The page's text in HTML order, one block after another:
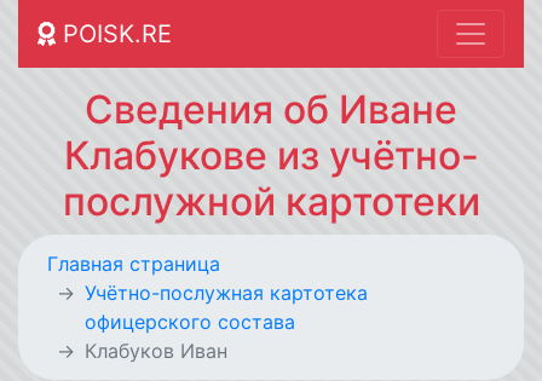
POISK.RE
Сведения об Иване
Клабукове из учётно-
послужной картотеки
Главная страница
Учётно-послужная картотека
офицерского состава
Клабуков Иван